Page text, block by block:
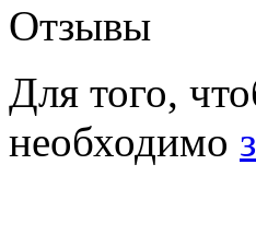
Отзывы
Для того,
необходимо